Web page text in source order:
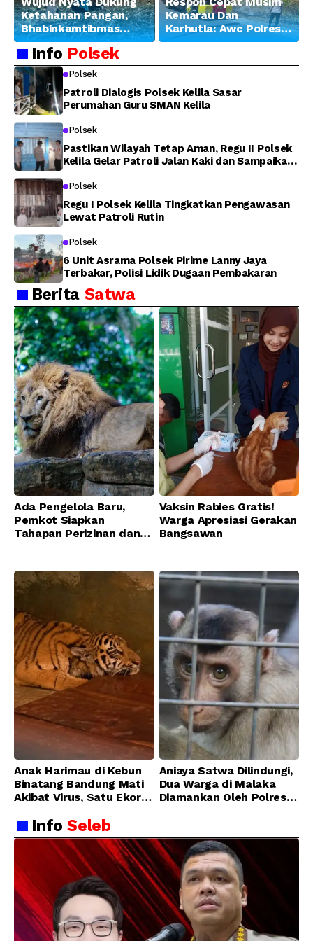
Ketahanan Pangan,
Bhabinkamtibmas
Banjar Ausoy Turun
Langsung Bantu
Warga Panen Jagung
Kemarau Dan
Karhutla: Awc Polres
Teluk Bintuni
Lahan di Jalan Poros
Info Polsek
Polsek
Patroli Dialogis Polsek Kelila Sasar
Perumahan Guru SMAN Kelila
Polsek
Pastikan Wilayah Tetap Aman, Regu II Polsek
Kelila Gelar Patroli Jalan Kaki dan Sampaikan
Polsek
Regu I Polsek Kelila Tingkatkan Pengawasan
Lewat Patroli Rutin
Polsek
6 Unit Asrama Polsek Pirime Lanny Jaya
Terbakar, Polisi Lidik Dugaan Pembakaran
Berita Satwa
Ada Pengelola Baru,
Pemkot Siapkan
Tahapan Perizinan dan
Vaksin Rabies Gratis!
Warga Apresiasi Gerakan
Bangsawan
Anak Harimau di Kebun
Binatang Bandung Mati
Akibat Virus, Satu Ekor
Membaik
Aniaya Satwa Dilindungi,
Dua Warga di Malaka
Diamankan Oleh Polres
InfoSeleb